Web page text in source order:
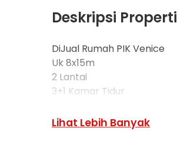
Deskripsi Properti
DiJual Rumah PIK Venice
Uk 8x15m
2 Lantai
3+1 Kamar Tidur
SHM
Konsep modern minimalist
Lihat Lebih Banyak